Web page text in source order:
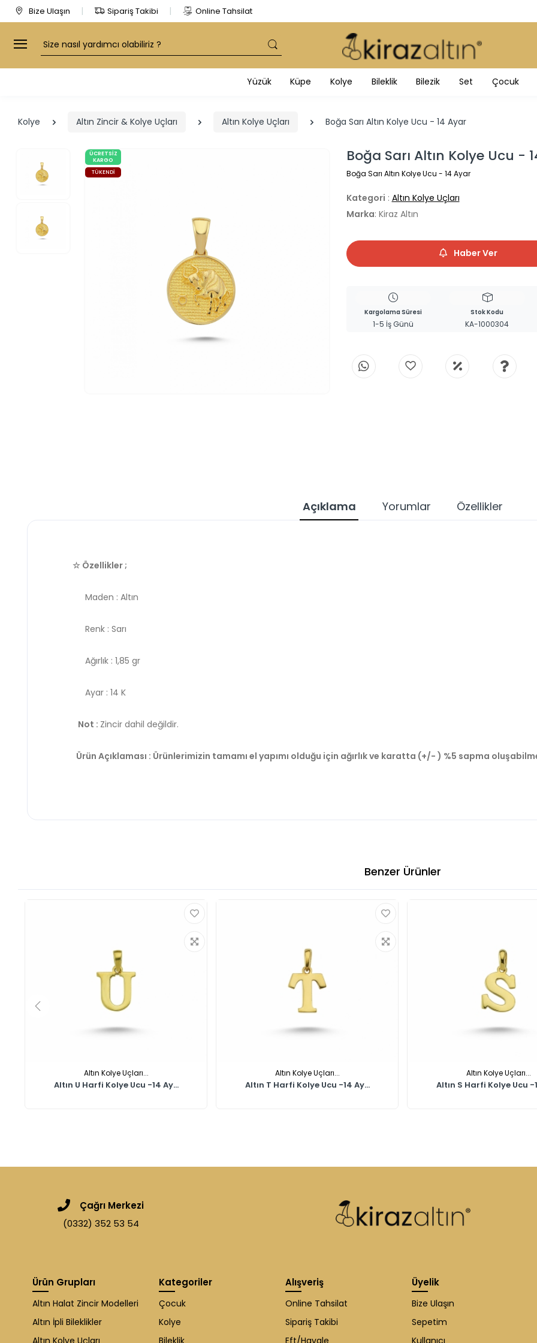
Bize Ulaşın Sipariş Takibi Online Tahsilat
Arama
Yüzük Küpe Kolye Bileklik Bilezik Set Çocuk
Kolye Altın Zincir & Kolye Uçları Altın Kolye Uçları Boğa Sarı Altın Kolye Ucu - 14 Ayar
ÜCRETSIZ
KARGO
TÜKENDI
Boğa Sarı Altın Kolye Ucu -
Boğa Sarı Altın Kolye Ucu - 14 Ayar
Kategori : Altın Kolye Uçları
Marka: Kiraz Altın
Haber Ver
Kargolama Süresi
1-5 İş Günü
Stok Kodu
KA-1000304
Açıklama Yorumlar Özellikler
☆ Özellikler ;
Maden : Altın
Renk : Sarı
Ağırlık : 1,85 gr
Ayar : 14 K
Not : Zincir dahil değildir.
Ürün Açıklaması : Ürünlerimizin tamamı el yapımı olduğu için ağırlık ve karatta (+/- ) %5 sapma
Benzer Ürünler
Altın Kolye Uçları...
Altın U Harfi Kolye Ucu -14 Ay...
Altın Kolye Uçları...
Altın T Harfi Kolye Ucu -14 Ay...
Altın Kolye Uçları...
Altın S Harfi Kolye Ucu -
Çağrı Merkezi
(0332) 352 53 54
Ürün Grupları
Altın Halat Zincir Modelleri
Altın İpli Bileklikler
Kategoriler
Çocuk
Kolye
Alışveriş
Online Tahsilat
Sipariş Takibi
Üyelik
Bize Ulaşın
Sepetim